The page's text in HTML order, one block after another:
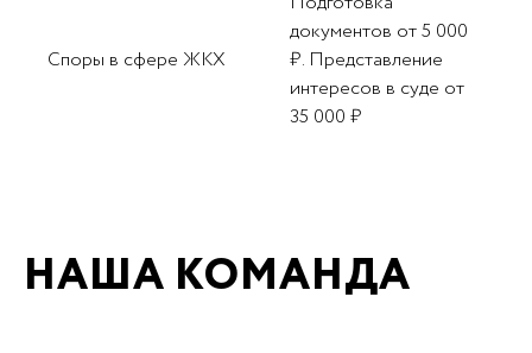
Споры в сфере ЖКХ
документов от 5 000
₽. Представление
интересов в суде от
35 000 ₽
НАША КОМАНДА